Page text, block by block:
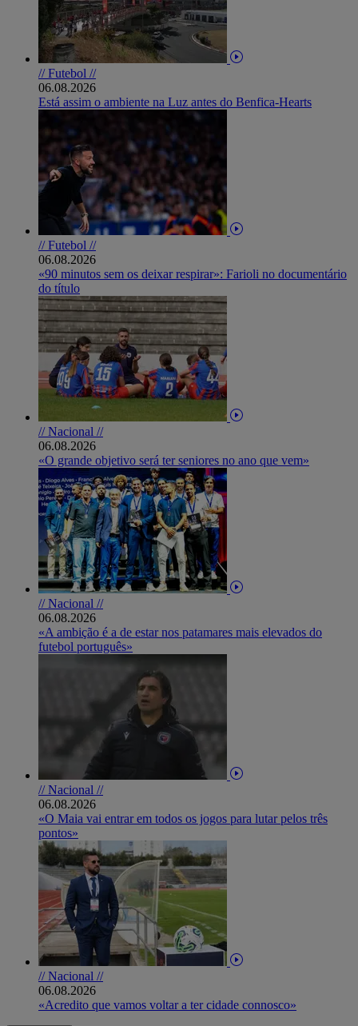
// Futebol //
06.08.2026
Está assim o ambiente na Luz antes do Benfica-Hearts
// Futebol //
06.08.2026
«90 minutos sem os deixar respirar»: Farioli no documentário
do título
// Nacional //
06.08.2026
«O grande objetivo será ter seniores no ano que vem»
// Nacional //
06.08.2026
«A ambição é a de estar nos patamares mais elevados do
futebol português»
// Nacional //
06.08.2026
«O Maia vai entrar em todos os jogos para lutar pelos três
pontos»
// Nacional //
06.08.2026
«Acredito que vamos voltar a ter cidade connosco»